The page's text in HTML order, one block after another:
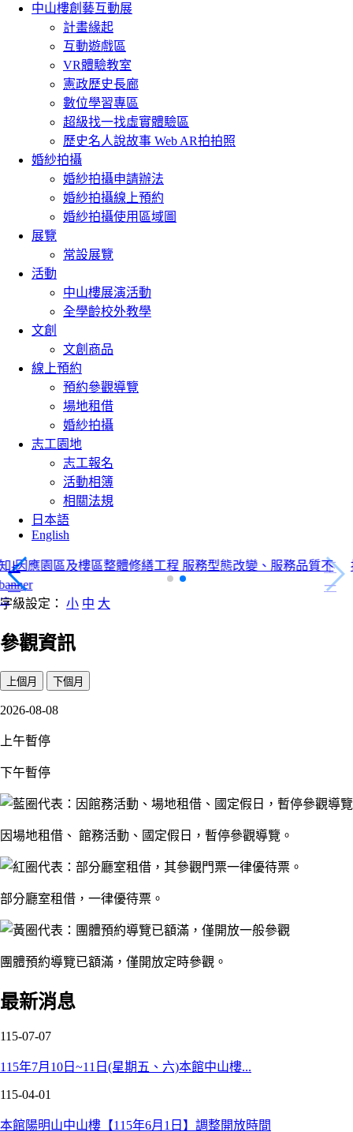
中山樓創藝互動展
計畫緣起
互動遊戲區
VR體驗教室
憲政歷史長廊
數位學習專區
超級找一找虛實體驗區
歷史名人說故事 Web AR拍拍照
婚紗拍攝
婚紗拍攝申請辦法
婚紗拍攝線上預約
婚紗拍攝使用區域圖
展覽
常設展覽
活動
中山樓展演活動
全學齡校外教學
文創
文創商品
線上預約
預約參觀導覽
場地租借
婚紗拍攝
志工園地
志工報名
活動相簿
相關法規
日本語
English
按讚加入粉絲頁banner
上
一
項
下
一
:::
字級設定： 小 中 大
參觀資訊
上個月 下個月
2026-08-08
上午暫停
下午暫停
因場地租借、 館務活動、國定假日，暫停參觀導覽。
部分廳室租借，一律優待票。
團體預約導覽已額滿，僅開放定時參觀。
最新消息
115-07-07
115年7月10日~11日(星期五、六)本館中山樓...
115-04-01
本館陽明山中山樓【115年6月1日】調整開放時間